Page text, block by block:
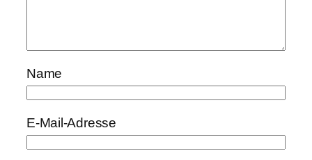
Name
E-Mail-Adresse